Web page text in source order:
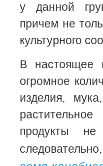
у данной
причем не
культурного
В настоящее
огромное
изделия,
продукты не